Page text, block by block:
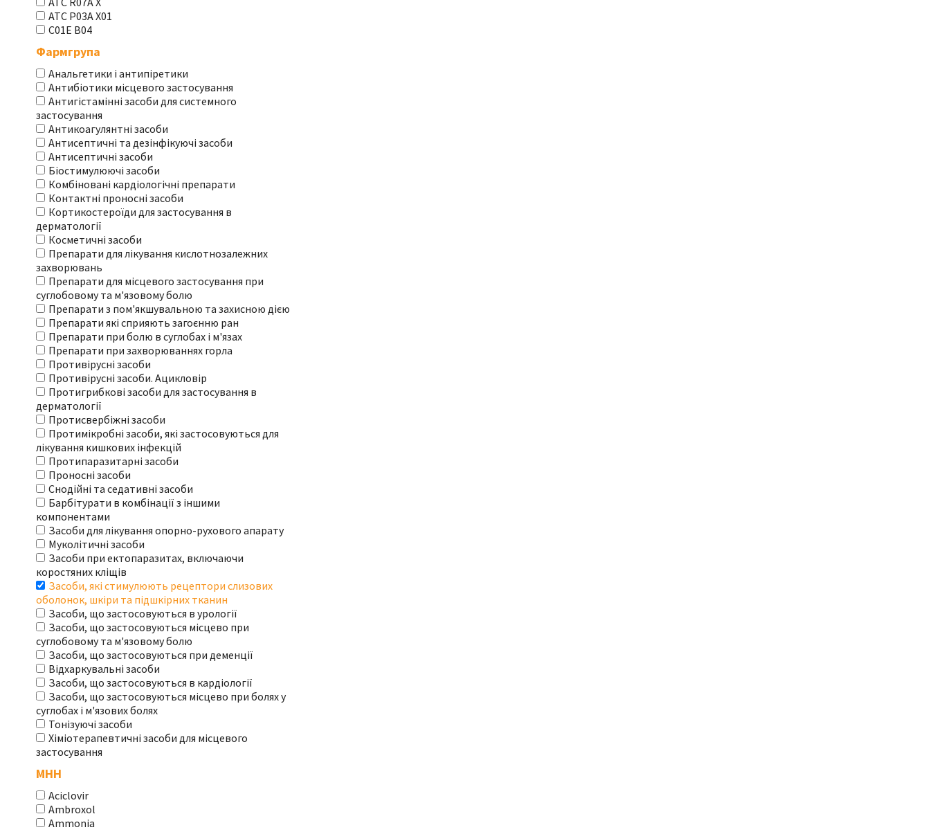
АТС Р03А Х01
С01Е В04
Фармгрупа
Анальгетики і антипіретики
Антибіотики місцевого застосування
Антигістамінні засоби для системного
застосування
Антикоагулянтні засоби
Антисептичні та дезінфікуючі засоби
Антисептичні засоби
Біостимулюючі засоби
Комбіновані кардіологічні препарати
Контактні проносні засоби
Кортикостероїди для застосування в
дерматології
Косметичні засоби
Препарати для лікування кислотнозалежних
захворювань
Препарати для місцевого застосування при
суглобовому та м'язовому болю
Препарати з пом'якшувальною та захисною дією
Препарати які сприяють загоєнню ран
Препарати при болю в суглобах і м'язах
Препарати при захворюваннях горла
Противірусні засоби
Противірусні засоби. Ацикловір
Протигрибкові засоби для застосування в
дерматології
Протисвербіжні засоби
Протимікробні засоби, які застосовуються для
лікування кишкових інфекцій
Протипаразитарні засоби
Проносні засоби
Снодійні та седативні засоби
Барбітурати в комбінації з іншими
компонентами
Засоби для лікування опорно-рухового апарату
Муколітичні засоби
Засоби при ектопаразитах, включаючи
коростяних кліщів
Засоби, які стимулюють рецептори слизових
оболонок, шкіри та підшкірних тканин
Засоби, що застосовуються в урології
Засоби, що застосовуються місцево при
суглобовому та м'язовому болю
Засоби, що застосовуються при деменції
Відхаркувальні засоби
Засоби, що застосовуються в кардіології
Засоби, що застосовуються місцево при болях у
суглобах і м'язових болях
Тонізуючі засоби
Хіміотерапевтичні засоби для місцевого
застосування
МНН
Aciclovir
Ambroxol
Ammonia